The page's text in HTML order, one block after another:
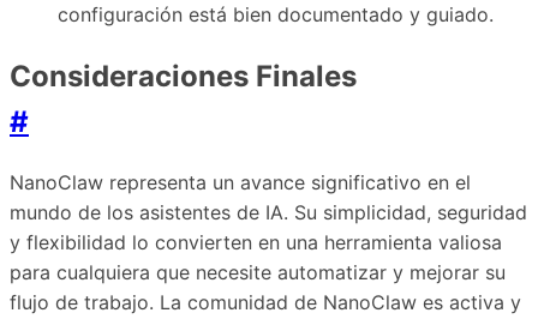
configuración está bien documentado y guiado.
Consideraciones Finales
#
NanoClaw representa un avance significativo en el
mundo de los asistentes de IA. Su simplicidad, seguridad
y flexibilidad lo convierten en una herramienta valiosa
para cualquiera que necesite automatizar y mejorar su
flujo de trabajo. La comunidad de NanoClaw es activa y